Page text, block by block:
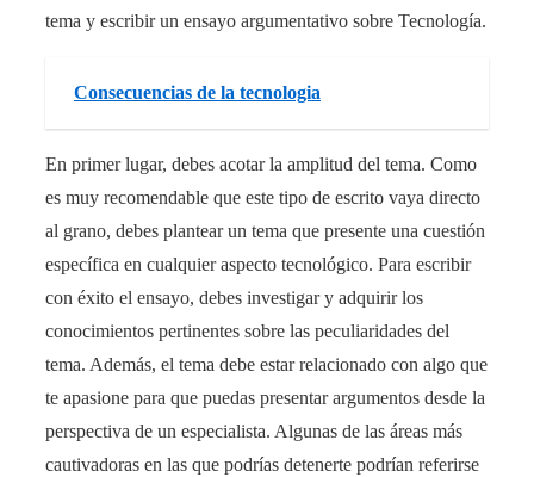
tema y escribir un ensayo argumentativo sobre Tecnología.
Consecuencias de la tecnologia
En primer lugar, debes acotar la amplitud del tema. Como
es muy recomendable que este tipo de escrito vaya directo
al grano, debes plantear un tema que presente una cuestión
específica en cualquier aspecto tecnológico. Para escribir
con éxito el ensayo, debes investigar y adquirir los
conocimientos pertinentes sobre las peculiaridades del
tema. Además, el tema debe estar relacionado con algo que
te apasione para que puedas presentar argumentos desde la
perspectiva de un especialista. Algunas de las áreas más
cautivadoras en las que podrías detenerte podrían referirse